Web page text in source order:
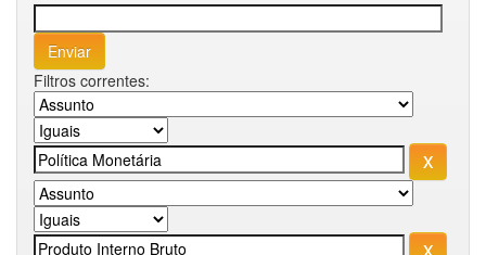
Filtros correntes: